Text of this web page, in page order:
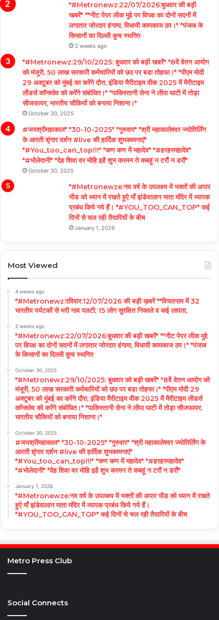
*#Metronewz:22/07/2026:बुधवार की बड़ी
खबरें* **नीट पेपर लीक मुद्दे पर विपक्ष का दोनों सदनों में
लगातार जोरदार हंगामा, विधायी कामकाज ठप।* *पंजाब के
किसानों का दिल्ली कूच स्थगित
2 weeks ago
*#Metronewz:29/10/2025: बुधवार को बड़ी खबरें* *8वें वेतन आयोग
को मंजूरी, 50 लाख सरकारी कर्मचारियों को छठ पर बडा तोहफा।* *पीएम मोदी
29 अक्टूबर को मुंबई का करेंगे दौरा, इंडिया मैरीटाइम वीक 2025 में मैरीटाइम
लीडर्स कॉन्क्लेव को करेंगे संबोधित।* *पाकिस्तानी सेना ने लीपा घाटी में तोड़ा
सीजफायर, भारतीय चौकियों को बनाया निशाना।*
October 30, 2025
#जयश्रीमहाकाल* *30-10-2025* *गुरुवार* *श्री महाकालेश्वर ज्योतिर्लिंग
के आरती शृंगार दर्शन #live की हार्दिक शुभकामनाएं*
*#You_too_can_top!!!* *कण कण में महादेव* *#हरहरमहादेव*
*#भोलेदानी* *देह शिवा वर मोहि इहै शुभ करमन ते कबहूं न टरौं न डरौं*
October 30, 2025
*#Metronewze:नव वर्ष के उपलक्ष्य में भक्तों की अपार
भीड को ध्यान में रखते हुऐ माँ झंडेवालान माता मंदिर में व्यापक
प्रबंध किये गये हैं। *#YOU_TOO_CAN_TOP* कई
दिनों से चल रही तैयारियों के बीच
January 1, 2026
Most Viewed
4 weeks ago
*#Metronewz:रविवार:12/07/2026 की बड़ी ख़बरें **वियतनाम में 32
भारतीय पर्यटकों से भरी नाव पलटी; 15 लोग सुरक्षित निकाले व कई लापता,
2 weeks ago
*#Metronewz:22/07/2026:बुधवार की बड़ी खबरें* **नीट पेपर लीक मुद्दे
पर विपक्ष का दोनों सदनों में लगातार जोरदार हंगामा, विधायी कामकाज ठप।* *पंजाब
के किसानों का दिल्ली कूच स्थगित
October 30, 2025
*#Metronewz:29/10/2025: बुधवार को बड़ी खबरें* *8वें वेतन आयोग को
मंजूरी, 50 लाख सरकारी कर्मचारियों को छठ पर बडा तोहफा।* *पीएम मोदी 29
अक्टूबर को मुंबई का करेंगे दौरा, इंडिया मैरीटाइम वीक 2025 में मैरीटाइम लीडर्स
कॉन्क्लेव को करेंगे संबोधित।* *पाकिस्तानी सेना ने लीपा घाटी में तोड़ा सीजफायर,
भारतीय चौकियों को बनाया निशाना।*
October 30, 2025
#जयश्रीमहाकाल* *30-10-2025* *गुरुवार* *श्री महाकालेश्वर ज्योतिर्लिंग के
आरती शृंगार दर्शन #live की हार्दिक शुभकामनाएं*
*#You_too_can_top!!!* *कण कण में महादेव* *#हरहरमहादेव*
*#भोलेदानी* *देह शिवा वर मोहि इहै शुभ करमन ते कबहूं न टरौं न डरौं*
January 1, 2026
*#Metronewze:नव वर्ष के उपलक्ष्य में भक्तों की अपार भीड को ध्यान में रखते
हुऐ माँ झंडेवालान माता मंदिर में व्यापक प्रबंध किये गये हैं।
*#YOU_TOO_CAN_TOP* कई दिनों से चल रही तैयारियों के बीच
Metro Press Club
Social Connects